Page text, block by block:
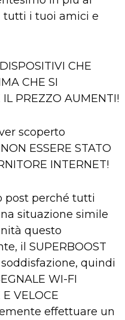
tutti i tuoi amici e
CHE
CHE SI
PREZZO AUMENTI!
scoperto
ESSERE STATO
INTERNET!
post perché tutti
situazione simile
questo
il SUPERBOOST
quindi
WI-FI
VELOCE
effettuare un